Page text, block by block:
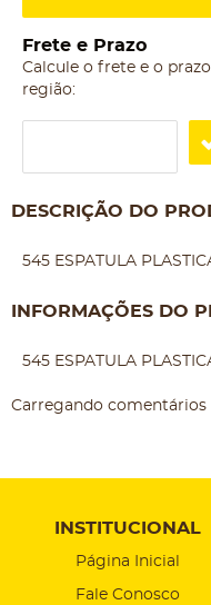
Frete e Prazo
Calcule o frete e o
região:
DESCRIÇÃO DO
545 ESPATULA
INFORMAÇÕES DO
545 ESPATULA
Carregando comentários
INSTITUCIONAL
Página Inicial
Fale Conosco